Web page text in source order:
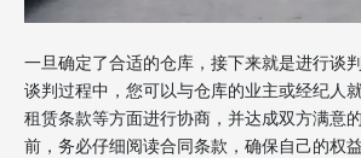
一旦确定了合适的仓库，接下来就是进行谈
谈判过程中，您可以与仓库的业主或经纪人
租赁条款等方面进行协商，并达成双方满意
前，务必仔细阅读合同条款，确保自己的权益